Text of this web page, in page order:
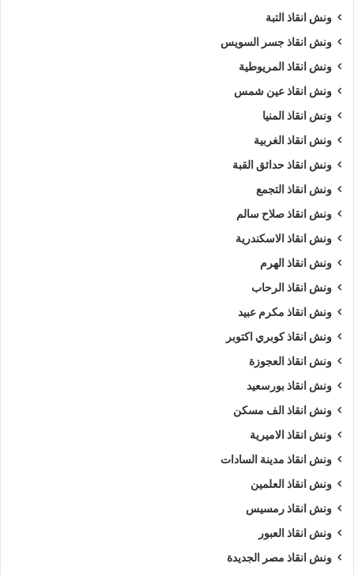
ونش انقاذ التبة
ونش انقاذ جسر السويس
ونش انقاذ المريوطية
ونش انقاذ عين شمس
ونش انقاذ المنيا
ونش انقاذ الغربية
ونش انقاذ حدائق القبة
ونش انقاذ التجمع
ونش انقاذ صلاح سالم
ونش انقاذ الاسكندرية
ونش انقاذ الهرم
ونش انقاذ الرحاب
ونش انقاذ مكرم عبيد
ونش انقاذ كوبري اكتوبر
ونش انقاذ العجوزة
ونش انقاذ بورسعيد
ونش انقاذ الف مسكن
ونش انقاذ الاميرية
ونش انقاذ مدينة السادات
ونش انقاذ العلمين
ونش انقاذ رمسيس
ونش انقاذ العبور
ونش انقاذ مصر الجديدة